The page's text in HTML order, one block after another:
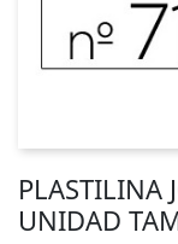
PLASTILINA
UNIDAD